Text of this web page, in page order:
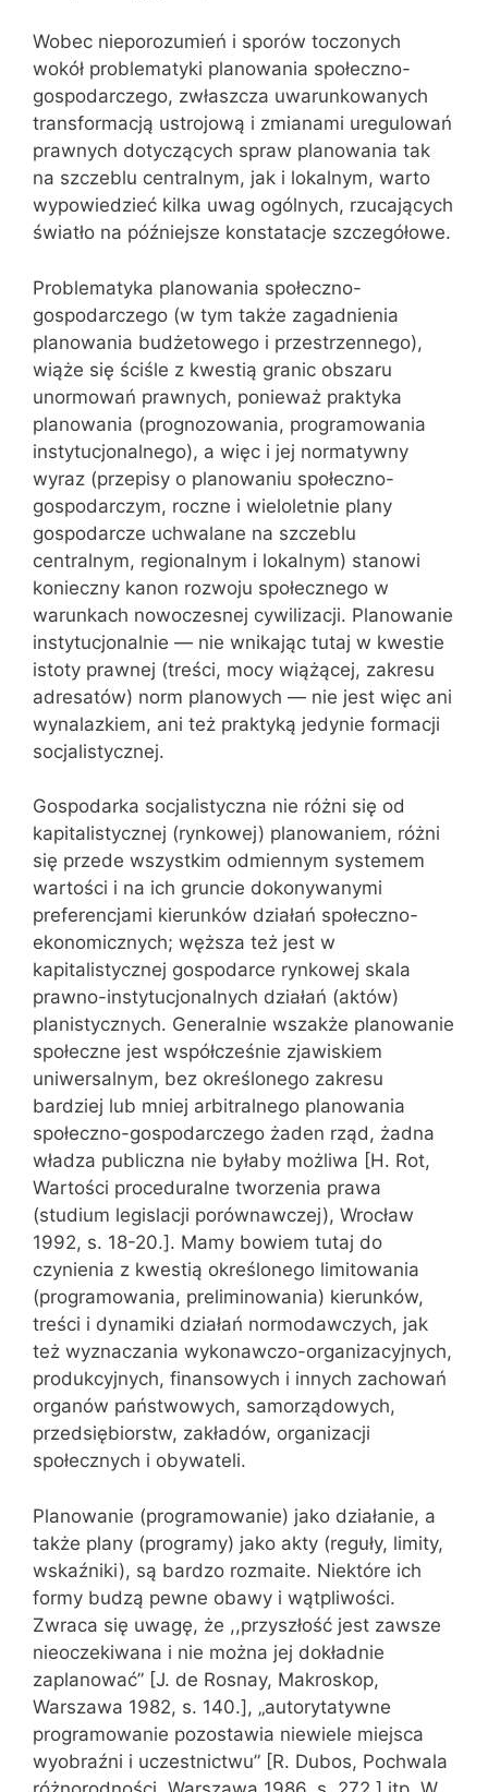
Wobec nieporozumień i sporów toczonych
wokół problematyki planowania społeczno-
gospodarczego, zwłaszcza uwarunkowanych
transformacją ustrojową i zmianami uregulowań
prawnych dotyczących spraw planowania tak
na szczeblu centralnym, jak i lokalnym, warto
wypowiedzieć kilka uwag ogólnych, rzucających
światło na późniejsze konstatacje szczegółowe.
Problematyka planowania społeczno-
gospodarcze‌go (w tym także zagadnienia
planowania budżetowego i przestrzen‌nego),
wiąże się ściśle z kwestią granic obszaru
unormowań prawnych, ponieważ praktyka
planowania (prognozowania, programowania
instytucjonalnego), a więc i jej normatywny
wyraz (przepisy o plano‌waniu społeczno-
gospodarczym, roczne i wieloletnie plany
gospodarcze uchwalane na szczeblu
centralnym, regionalnym i lokalnym) stanowi
konieczny kanon rozwoju społecznego w
warunkach nowoczesnej cywilizacji. Planowanie
instytucjonalnie — nie wnikając tutaj w kwestie
istoty prawnej (treści, mocy wiążącej, zakresu
adresatów) norm planowych — nie jest więc ani
wynalazkiem, ani też praktyką jedynie formacji
socjalistycznej.
Gospodarka socjalistyczna nie różni się od
kapitalistycznej (rynkowej) planowaniem, różni
się przede wszystkim odmiennym systemem
wartości i na ich gruncie dokonywanymi
preferencjami kierunków działań społeczno-
ekonomicznych; węższa też jest w
kapitalistycznej gospodarce rynkowej skala
prawno-instytucjonalnych działań (aktów)
planistycznych. Generalnie wszakże planowanie
społeczne jest współcześnie zjawiskiem
uniwersalnym, bez określonego zakresu
bardziej lub mniej arbitralnego planowania
społeczno-gospodarczego żaden rząd, żadna
władza publiczna nie byłaby możliwa [H. Rot,
Wartości proceduralne tworzenia prawa
(studium legislacji porównawczej), Wrocław
1992, s. 18-20.]. Mamy bowiem tutaj do
czynienia z kwestią określonego limitowania
(programowania, preliminowania) kierunków,
treści i dynamiki działań normodawczych, jak
też wyznaczania wykonawczo-organizacyjnych,
produkcyjnych, finansowych i innych zachowań
organów państwowych, samorządowych,
przedsiębiorstw, zakładów, organizacji
społecznych i obywateli.
Planowanie (programowanie) jako działanie, a
także plany (pro‌gramy) jako akty (reguły, limity,
wskaźniki), są bardzo rozmaite. Niektóre ich
formy budzą pewne obawy i wątpliwości.
Zwraca się uwagę, że ,,przyszłość jest zawsze
nieoczekiwana i nie można jej dokładnie
zaplanować” [J. de Rosnay, Makroskop,
Warszawa 1982, s. 140.], „autorytatywne
programowanie pozostawia niewiele miejsca
wyobraźni i uczestnictwu” [R. Dubos, Pochwala